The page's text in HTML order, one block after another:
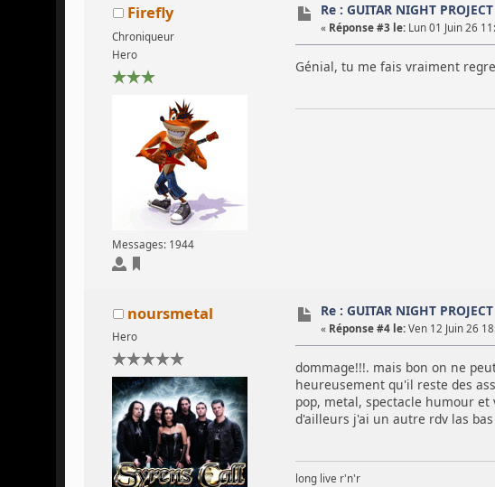
Firefly
Chroniqueur
Hero
Messages: 1944
Re : GUITAR NIGHT PROJECT
« Réponse #3 le: Lun 01 Juin 26
Génial, tu me fais vraiment
noursmetal
Hero
Re : GUITAR NIGHT PROJECT
« Réponse #4 le: Ven 12 Juin 26
dommage!!!. mais bon on ne
heureusement qu'il reste des
pop, metal, spectacle humour et
d'ailleurs j'ai un autre rdv las bas
long live r'n'r